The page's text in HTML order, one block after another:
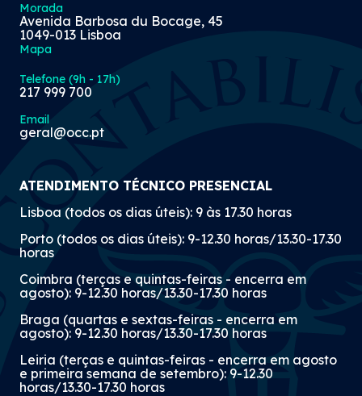
Morada
Avenida Barbosa du Bocage, 45
1049-013 Lisboa
Mapa
Telefone (9h - 17h)
217 999 700
Email
geral@occ.pt
ATENDIMENTO TÉCNICO PRESENCIAL
Lisboa (todos os dias úteis): 9 às 17.30 horas
Porto (todos os dias úteis): 9-12.30 horas/13.30-17.30
horas
Coimbra (terças e quintas-feiras - encerra em
agosto): 9-12.30 horas/13.30-17.30 horas
Braga (quartas e sextas-feiras - encerra em
agosto): 9-12.30 horas/13.30-17.30 horas
Leiria (terças e quintas-feiras - encerra em agosto
e primeira semana de setembro): 9-12.30
horas/13.30-17.30 horas